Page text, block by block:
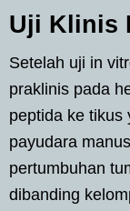
Uji Klinis
Setelah uji in
praklinis pada
peptida ke tikus
payudara
pertumbuhan
dibanding